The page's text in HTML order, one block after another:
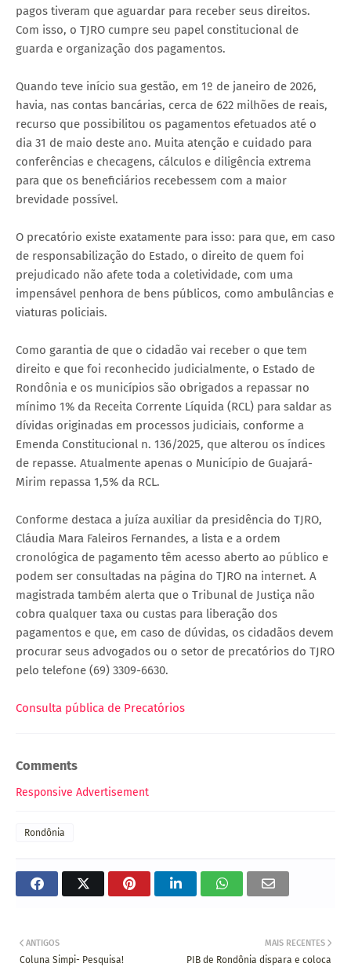
pagos tiveram que aguardar para receber seus direitos.
Com isso, o TJRO cumpre seu papel constitucional de
guarda e organização dos pagamentos.
Quando teve início sua gestão, em 1º de janeiro de 2026,
havia, nas contas bancárias, cerca de 622 milhões de reais,
recurso que possibilitou os pagamentos efetuados até o
dia 31 de maio deste ano. Muita atenção e cuidado para
conferências e checagens, cálculos e diligência extrema
para que os beneficiários recebessem com a maior
brevidade possível.
O precatório existe exatamente para isso: para que, em caso
de responsabilização do Estado, o direito de quem foi
prejudicado não afete toda a coletividade, com uma
impensável penhora de bens públicos, como ambulâncias e
viaturas policiais.
Como garantia de que o cidadão vai receber o que tem
direito e que foi reconhecido judicialmente, o Estado de
Rondônia e os municípios são obrigados a repassar no
mínimo 1% da Receita Corrente Líquida (RCL) para saldar as
dívidas originadas em processos judiciais, conforme a
Emenda Constitucional n. 136/2025, que alterou os índices
de repasse. Atualmente apenas o Município de Guajará-
Mirim repassa 1,5% da RCL.
Conforme destaca a juíza auxiliar da presidência do TJRO,
Cláudia Mara Faleiros Fernandes, a lista e a ordem
cronológica de pagamento têm acesso aberto ao público e
podem ser consultadas na página do TJRO na internet. A
magistrada também alerta que o Tribunal de Justiça não
cobra qualquer taxa ou custas para liberação dos
pagamentos e que, em caso de dúvidas, os cidadãos devem
procurar seus advogados ou o setor de precatórios do TJRO
pelo telefone (69) 3309-6630.
Consulta pública de Precatórios
Comments
Responsive Advertisement
Rondônia
MAIS RECENTES
PIB de Rondônia dispara e coloca
ANTIGOS
Coluna Simpi- Pesquisa!